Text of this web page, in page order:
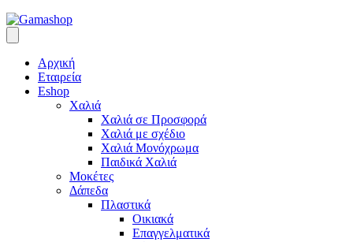
Αρχική
Εταιρεία
Eshop
Χαλιά
Χαλιά σε Προσφορά
Χαλιά με σχέδιο
Χαλιά Μονόχρωμα
Παιδικά Χαλιά
Μοκέτες
Δάπεδα
Πλαστικά
Οικιακά
Επαγγελματικά